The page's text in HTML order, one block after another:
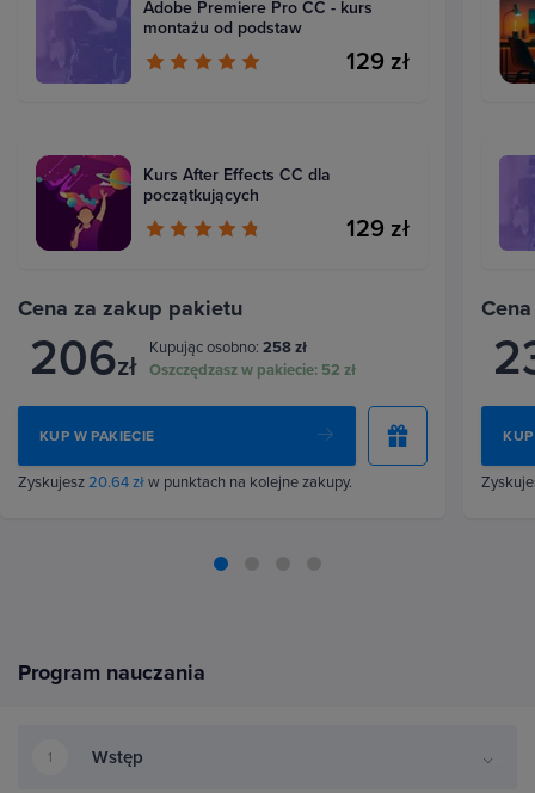
Adobe Premiere Pro CC - kurs
montażu od podstaw
129 zł
Kurs After Effects CC dla
początkujących
129 zł
Cena za zakup pakietu
206zł
Kupując osobno: 258 zł
Oszczędzasz w pakiecie: 52 zł
KUP W PAKIECIE
Zyskujesz20.64 złw punktach na kolejne zakupy.
Program nauczania
1 Wstęp